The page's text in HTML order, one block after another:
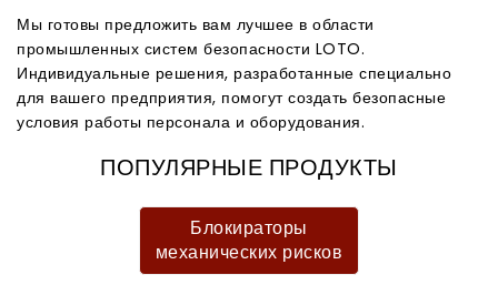
Мы готовы предложить вам лучшее в области
промышленных систем безопасности LOTO.
Индивидуальные решения, разработанные специально
для вашего предприятия, помогут создать безопасные
условия работы персонала и оборудования.
ПОПУЛЯРНЫЕ ПРОДУКТЫ
Блокираторы
механических рисков